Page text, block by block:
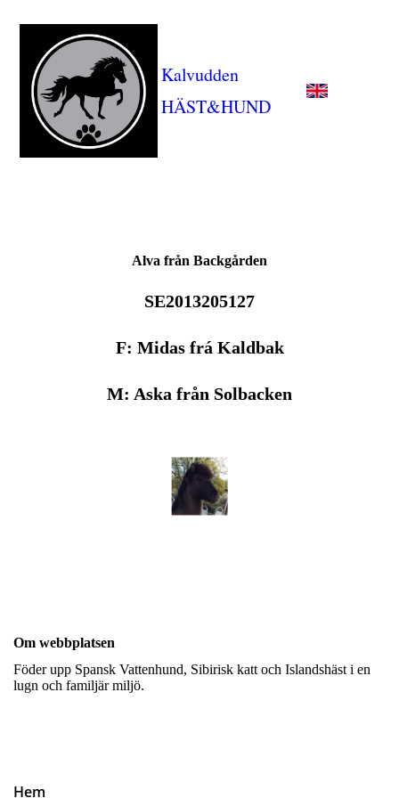
Kalvudden
HÄST&HUND
Alva från Backgården
SE2013205127
F: Midas frá Kaldbak
M: Aska från Solbacken
Om webbplatsen
Föder upp Spansk Vattenhund, Sibirisk katt och Islandshäst i en
lugn och familjär miljö.
Hem